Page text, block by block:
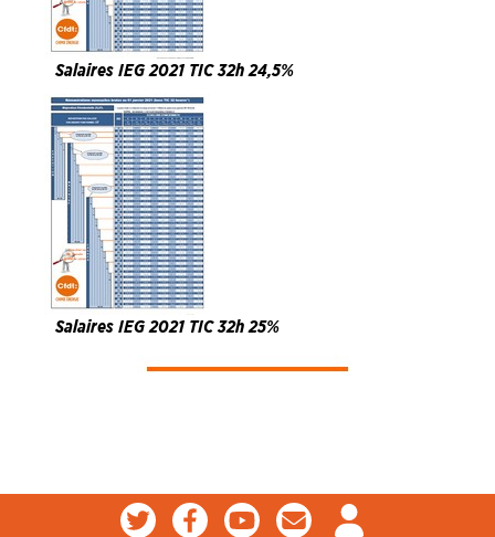
Salaires IEG 2021 TIC 32h 24,5%
Salaires IEG 2021 TIC 32h 25%